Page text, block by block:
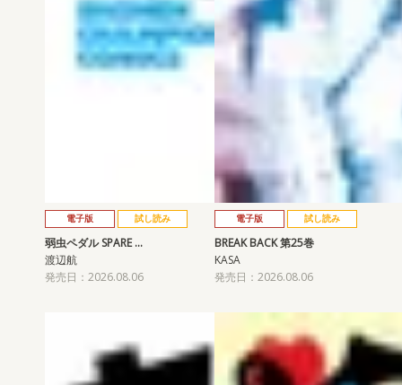
電子版 試し読み
弱虫ペダル SPARE …
渡辺航
発売日：2026.08.06
電子版 試し読み
BREAK BACK 第25巻
KASA
発売日：2026.08.06